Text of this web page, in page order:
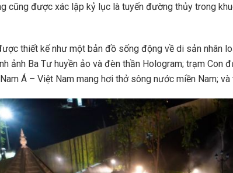
cũng được xác lập kỷ lục là tuyến đường thủy trong
thiết kế như một bản đồ sống động về di sản nhân
ảnh Ba Tư huyền ảo và đèn thần Hologram; trạm
Á – Việt Nam mang hơi thở sông nước miền Nam;